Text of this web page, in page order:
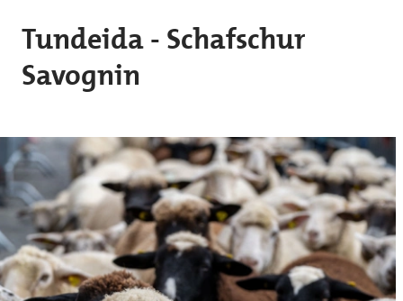
Tundeida - Schafschur
Savognin